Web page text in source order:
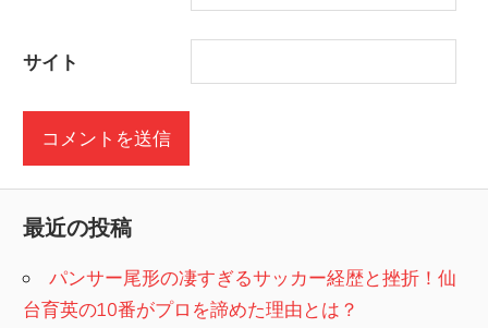
サイト
最近の投稿
パンサー尾形の凄すぎるサッカー経歴と挫折！仙
台育英の10番がプロを諦めた理由とは？